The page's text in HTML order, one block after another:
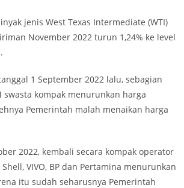
jenis West Texas Intermediate (WTI)
November 2022 turun 1,24% ke level
1 September 2022 lalu, sebagian
swasta kompak menurunkan harga
Pemerintah malah menaikan harga
2022, kembali secara kompak operator
VIVO, BP dan Pertamina menurunkan
itu sudah seharusnya Pemerintah